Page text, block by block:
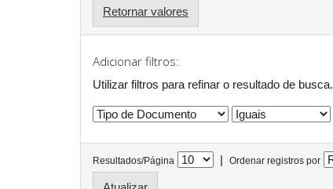
Retornar valores
Adicionar filtros:
Utilizar filtros para refinar o resultado de busca.
Resultados/Página | Ordenar registros por